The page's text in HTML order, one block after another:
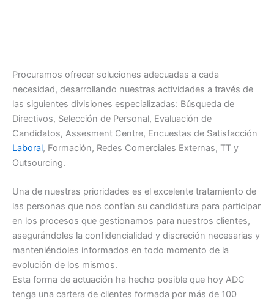
Procuramos ofrecer soluciones adecuadas a cada
necesidad, desarrollando nuestras actividades a través de
las siguientes divisiones especializadas: Búsqueda de
Directivos, Selección de Personal, Evaluación de
Candidatos, Assesment Centre, Encuestas de Satisfacción
Laboral, Formación, Redes Comerciales Externas, TT y
Outsourcing.
Una de nuestras prioridades es el excelente tratamiento de
las personas que nos confían su candidatura para participar
en los procesos que gestionamos para nuestros clientes,
asegurándoles la confidencialidad y discreción necesarias y
manteniéndoles informados en todo momento de la
evolución de los mismos.
Esta forma de actuación ha hecho posible que hoy ADC
tenga una cartera de clientes formada por más de 100